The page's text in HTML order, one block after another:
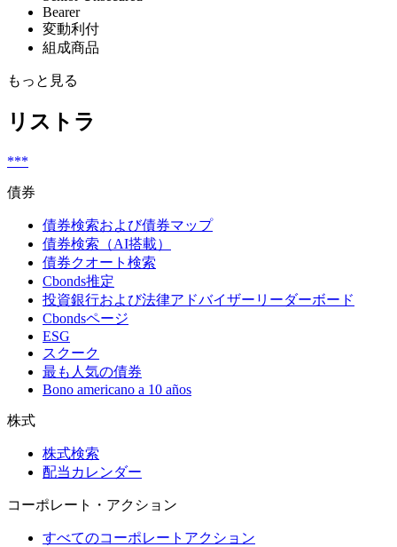
Bearer
変動利付
組成商品
もっと見る
リストラ
***
債券
債券検索および債券マップ
債券検索（AI搭載）
債券クオート検索
Cbonds推定
投資銀行および法律アドバイザーリーダーボード
Cbondsページ
ESG
スクーク
最も人気の債券
Bono americano a 10 años
株式
株式検索
配当カレンダー
コーポレート・アクション
すべてのコーポレートアクション